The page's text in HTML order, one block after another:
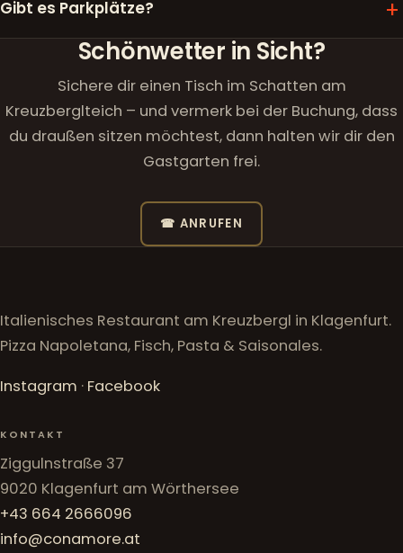
Gibt es Parkplätze?
Schönwetter in Sicht?
Sichere dir einen Tisch im Schatten am
Kreuzberglteich – und vermerk bei der Buchung, dass
du draußen sitzen möchtest, dann halten wir dir den
Gastgarten frei.
☎ ANRUFEN
Italienisches Restaurant am Kreuzbergl in Klagenfurt.
Pizza Napoletana, Fisch, Pasta & Saisonales.
Instagram · Facebook
KONTAKT
Ziggulnstraße 37
9020 Klagenfurt am Wörthersee
+43 664 2666096
info@conamore.at